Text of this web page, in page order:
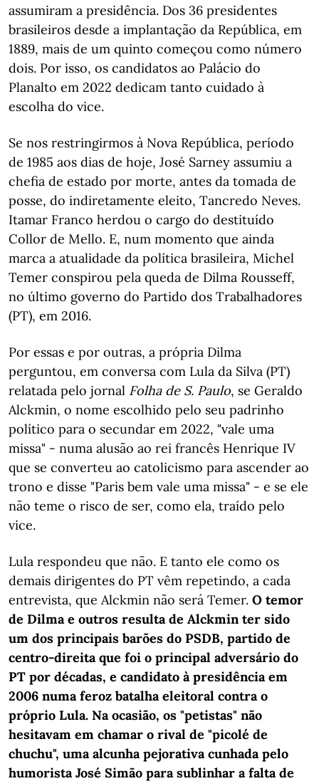
assumiram a presidência. Dos 36 presidentes
brasileiros desde a implantação da República, em
1889, mais de um quinto começou como número
dois. Por isso, os candidatos ao Palácio do
Planalto em 2022 dedicam tanto cuidado à
escolha do vice.
Se nos restringirmos à Nova República, período
de 1985 aos dias de hoje, José Sarney assumiu a
chefia de estado por morte, antes da tomada de
posse, do indiretamente eleito, Tancredo Neves.
Itamar Franco herdou o cargo do destituído
Collor de Mello. E, num momento que ainda
marca a atualidade da política brasileira, Michel
Temer conspirou pela queda de Dilma Rousseff,
no último governo do Partido dos Trabalhadores
(PT), em 2016.
Por essas e por outras, a própria Dilma
perguntou, em conversa com Lula da Silva (PT)
relatada pelo jornal Folha de S. Paulo, se Geraldo
Alckmin, o nome escolhido pelo seu padrinho
político para o secundar em 2022, "vale uma
missa" - numa alusão ao rei francês Henrique IV
que se converteu ao catolicismo para ascender ao
trono e disse "Paris bem vale uma missa" - e se ele
não teme o risco de ser, como ela, traído pelo
vice.
Lula respondeu que não. E tanto ele como os
demais dirigentes do PT vêm repetindo, a cada
entrevista, que Alckmin não será Temer. O temor
de Dilma e outros resulta de Alckmin ter sido
um dos principais barões do PSDB, partido de
centro-direita que foi o principal adversário do
PT por décadas, e candidato à presidência em
2006 numa feroz batalha eleitoral contra o
próprio Lula. Na ocasião, os "petistas" não
hesitavam em chamar o rival de "picolé de
chuchu", uma alcunha pejorativa cunhada pelo
humorista José Simão para sublinhar a falta de